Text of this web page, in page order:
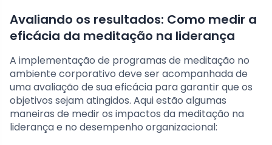
Avaliando os resultados: Como medir a
eficácia da meditação na liderança
A implementação de programas de meditação no
ambiente corporativo deve ser acompanhada de
uma avaliação de sua eficácia para garantir que os
objetivos sejam atingidos. Aqui estão algumas
maneiras de medir os impactos da meditação na
liderança e no desempenho organizacional: